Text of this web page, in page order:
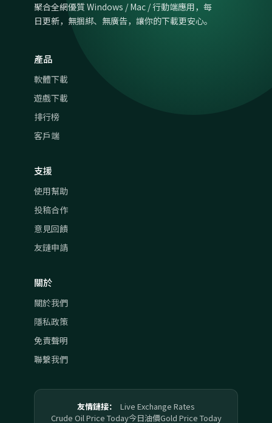
聚合全網優質 Windows / Mac / 行動端應用，每
日更新，無捆綁、無廣告，讓你的下載更安心。
產品
軟體下載
遊戲下載
排行榜
客戶端
支援
使用幫助
投稿合作
意見回饋
友鏈申請
關於
關於我們
隱私政策
免責聲明
聯繫我們
友情鏈接：
Live Exchange Rates
Crude Oil Price Today今日油價Gold Price Today